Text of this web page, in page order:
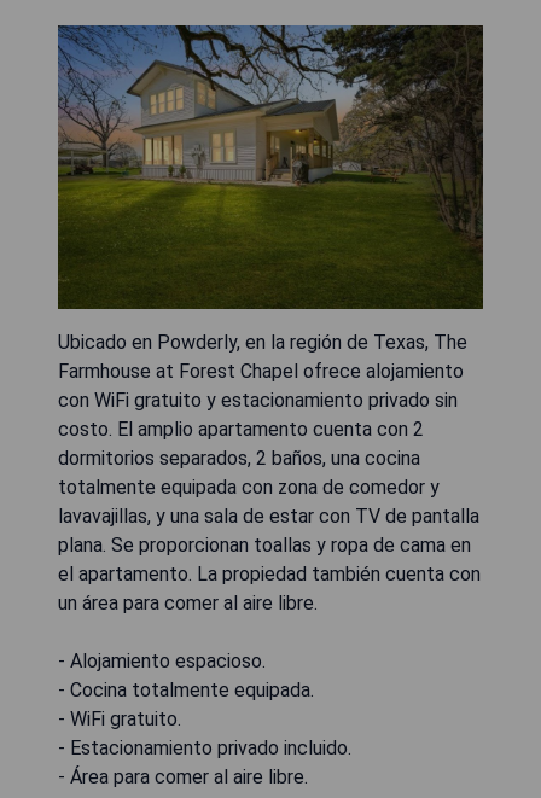
Ubicado en Powderly, en la región de Texas, The
Farmhouse at Forest Chapel ofrece alojamiento
con WiFi gratuito y estacionamiento privado sin
costo. El amplio apartamento cuenta con 2
dormitorios separados, 2 baños, una cocina
totalmente equipada con zona de comedor y
lavavajillas, y una sala de estar con TV de pantalla
plana. Se proporcionan toallas y ropa de cama en
el apartamento. La propiedad también cuenta con
un área para comer al aire libre.
- Alojamiento espacioso.
- Cocina totalmente equipada.
- WiFi gratuito.
- Estacionamiento privado incluido.
- Área para comer al aire libre.